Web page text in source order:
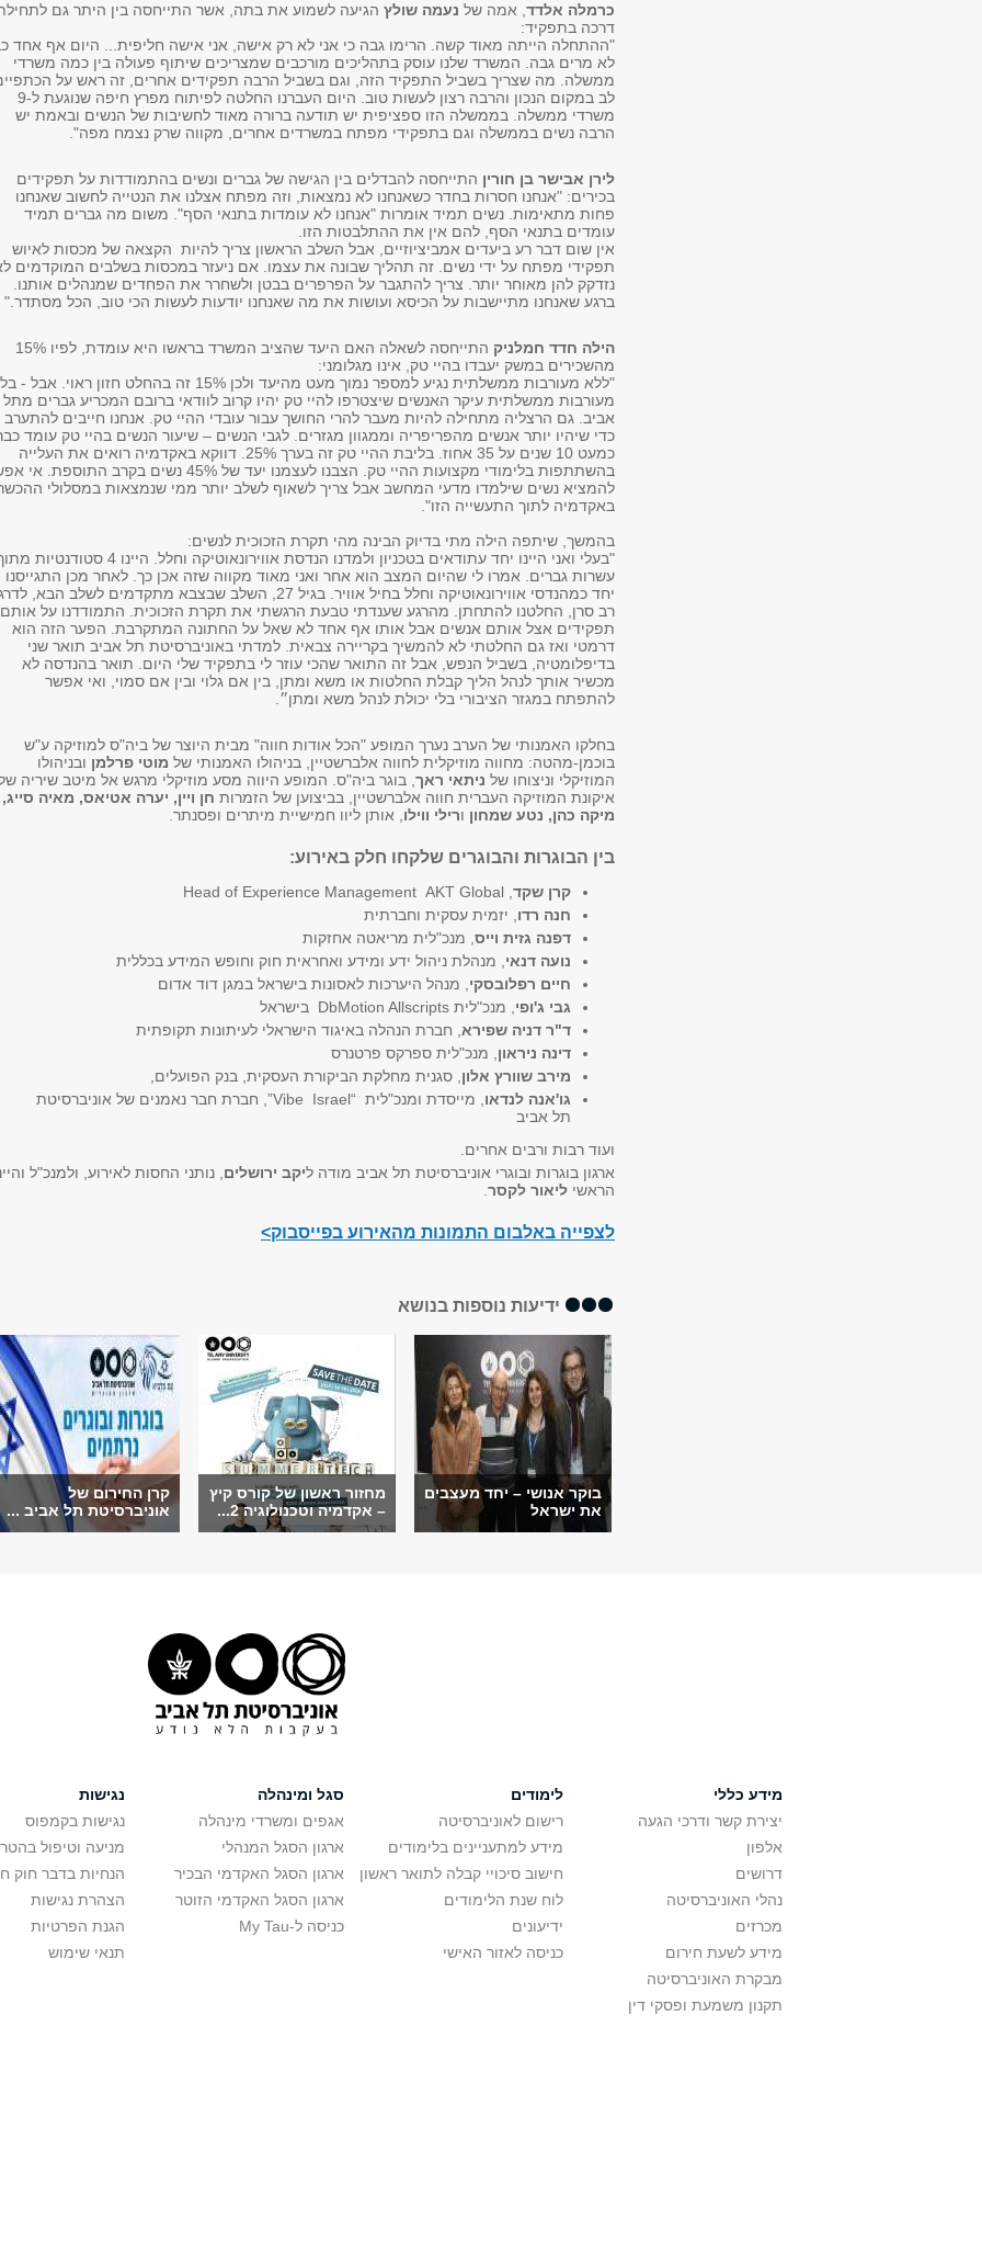
כרמלה אלדד , אמה של נעמה שולץ הגיעה לשמוע את בתה, אשר התייחסה בין היתר גם
דרכה בתפקיד:
"ההתחלה הייתה מאוד קשה. הרימו גבה כי אני לא רק אישה, אני אישה חליפית... היום אף אחד
לא מרים גבה. המשרד שלנו עוסק בתהליכים מורכבים שמצריכים שיתוף פעולה בין כמה משרדי
ממשלה. מה שצריך בשביל התפקיד הזה, וגם בשביל הרבה תפקידים אחרים, זה ראש על
לב במקום הנכון והרבה רצון לעשות טוב. היום העברנו החלטה לפיתוח מפרץ חיפה שנוגעת ל-9
משרדי ממשלה. בממשלה הזו ספציפית יש תודעה ברורה מאוד לחשיבות של הנשים ובאמת יש
הרבה נשים בממשלה וגם בתפקידי מפתח במשרדים אחרים, מקווה שרק נצמח מפה".
לירן אבישר בן חורין התייחסה להבדלים בין הגישה של גברים ונשים בהתמודדות על תפקידים
בכירים: "אנחנו חסרות בחדר כשאנחנו לא נמצאות, וזה מפתח אצלנו את הנטייה לחשוב שאנחנו
פחות מתאימות. נשים תמיד אומרות "אנחנו לא עומדות בתנאי הסף". משום מה גברים תמיד
עומדים בתנאי הסף, להם אין את ההתלבטות הזו.
אין שום דבר רע ביעדים אמביציוזיים, אבל השלב הראשון צריך להיות הקצאה של מכסות לאיוש
תפקידי מפתח על ידי נשים. זה תהליך שבונה את עצמו. אם ניעזר במכסות בשלבים המוקדמים
נזדקק להן מאוחר יותר. צריך להתגבר על הפרפרים בבטן ולשחרר את הפחדים שמנהלים אותנו.
ברגע שאנחנו מתיישבות על הכיסא ועושות את מה שאנחנו יודעות לעשות הכי טוב, הכל מסתדר."
הילה חדד חמלניק
התייחסה לשאלה האם היעד שהציב המשרד בראשו היא עומדת, לפיו 15%
מהשכירים במשק יעבדו בהיי טק, אינו מגלומני:
"ללא מעורבות ממשלתית נגיע למספר נמוך מעט מהיעד ולכן 15% זה בהחלט חזון ראוי. אבל -
מעורבות ממשלתית עיקר האנשים שיצטרפו להיי טק יהיו קרוב לוודאי ברובם המכריע גברים מתל
אביב. גם הרצליה מתחילה להיות מעבר להרי החושך עבור עובדי ההיי טק. אנחנו חייבים להתערב
כדי שיהיו יותר אנשים מהפריפריה וממגוון מגזרים. לגבי הנשים – שיעור הנשים בהיי טק עומד
כמעט 10 שנים על 35 אחוז. בליבת ההיי טק זה בערך 25%. דווקא באקדמיה רואים את העלייה
בהשתתפות בלימודי מקצועות ההיי טק. הצבנו לעצמנו יעד של 45% נשים בקרב התוספת.
להמציא נשים שילמדו מדעי המחשב אבל צריך לשאוף לשלב יותר ממי שנמצאות במסלולי
באקדמיה לתוך התעשייה הזו".
בהמשך, שיתפה הילה מתי בדיוק הבינה מהי תקרת הזכוכית לנשים:
"בעלי ואני היינו יחד עתודאים בטכניון ולמדנו הנדסת אווירונאוטיקה וחלל. היינו 4
עשרות גברים. אמרו לי שהיום המצב הוא אחר ואני מאוד מקווה שזה אכן כך. לאחר מכן התגייסנו
יחד כמהנדסי אווירונאוטיקה וחלל בחיל אוויר. בגיל 27, השלב שבצבא מתקדמים לשלב הבא,
רב סרן, החלטנו להתחתן. מהרגע שענדתי טבעת הרגשתי את תקרת הזכוכית. התמודדנו על אותם
תפקידים אצל אותם אנשים אבל אותו אף אחד לא שאל על החתונה המתקרבת. הפער הזה הוא
דרמטי ואז גם החלטתי לא להמשיך בקריירה צבאית. למדתי באוניברסיטת תל אביב תואר שני
בדיפלומטיה, בשביל הנפש, אבל זה התואר שהכי עוזר לי בתפקיד שלי היום. תואר בהנדסה לא
מכשיר אותך לנהל הליך קבלת החלטות או משא ומתן, בין אם גלוי ובין אם סמוי, ואי אפשר
להתפתח במגזר הציבורי בלי יכולת לנהל משא ומתן״.
בחלקו האמנותי של הערב נערך המופע "הכל אודות חווה" מבית היוצר של ביה"ס למוזיקה ע"ש
בוכמן-מהטה: מחווה מוזיקלית לחווה אלברשטיין, בניהולו האמנותי של מוטי פרלמן ובניהולו
המוזיקלי וניצוחו של ניתאי ראך , בוגר ביה"ס. המופע היווה מסע מוזיקלי מרגש אל מיטב שיריה
איקונת המוזיקה העברית חווה אלברשטיין, בביצוען של הזמרות חן ויין, יערה אטיאס, מאיה סייג,
מיקה כהן, נטע שמחון ורילי ווילו , אותן ליוו חמישיית מיתרים ופסנתר.
בין הבוגרות והבוגרים שלקחו חלק באירוע:
קרן שקד
חנה רדו , יזמית עסקית וחברתית
דפנה גזית וייס , מנכ"לית מריאטה אחזקות
נועה דנאי , מנהלת ניהול ידע ומידע ואחראית חוק וחופש המידע בכללית
חיים רפלובסקי , מנהל היערכות לאסונות בישראל במגן דוד אדום
גבי ג'ופי , מנכ"לית DbMotion Allscripts בישראל
ד"ר דניה שפירא , חברת הנהלה באיגוד הישראלי לעיתונות תקופתית
דינה ניראון , מנכ"לית ספרקס פרטנרס
מירב שוורץ אלון , סגנית מחלקת הביקורת העסקית, בנק הפועלים,
גו'אנה לנדאו
, מייסדת ומנכ"לית “Vibe Israel”, חברת חבר נאמנים של אוניברסיטת
תל אביב
ועוד רבות ורבים אחרים.
ארגון בוגרות ובוגרי אוניברסיטת תל אביב מודה ליקב ירושלים , נותני החסות לאירוע, ולמנכ"ל
הראשי ליאור לקסר
לצפייה באלבום התמונות מהאירוע בפייסבוק>
ידיעות נוספות בנושא
בוקר אנושי – יחד מעצבים
את ישראל
מחזור ראשון של קורס קיץ
– אקדמיה וטכנולוגיה 2...
קרן החירום של
אוניברסיטת תל אביב ...
מידע כללי
יצירת קשר ודרכי הגעה
אלפון
דרושים
נהלי האוניברסיטה
מכרזים
מידע לשעת חירום
מבקרת האוניברסיטה
תקנון משמעת ופסקי דין
לימודים
רישום לאוניברסיטה
מידע למתעניינים בלימודים
חישוב סיכויי קבלה לתואר ראשון
לוח שנת הלימודים
ידיעונים
כניסה לאזור האישי
סגל ומינהלה
אגפים ומשרדי מינהלה
ארגון הסגל המנהלי
ארגון הסגל האקדמי הבכיר
ארגון הסגל האקדמי הזוטר
כניסה ל-My Tau
נגישות
נגישות בקמפוס
מניעה וטיפול
הנחיות בדבר חוק
הצהרת נגישות
הגנת הפרטיות
תנאי שימוש